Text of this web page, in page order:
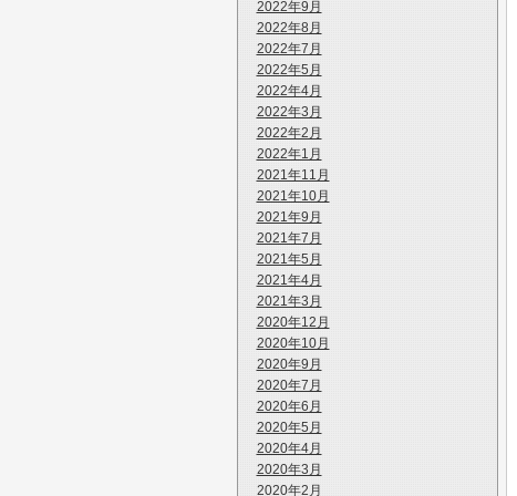
2022年9月
2022年8月
2022年7月
2022年5月
2022年4月
2022年3月
2022年2月
2022年1月
2021年11月
2021年10月
2021年9月
2021年7月
2021年5月
2021年4月
2021年3月
2020年12月
2020年10月
2020年9月
2020年7月
2020年6月
2020年5月
2020年4月
2020年3月
2020年2月